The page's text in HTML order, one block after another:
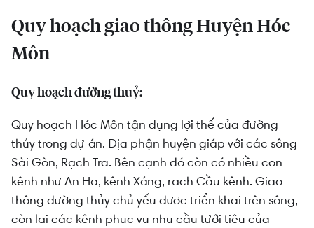
Quy hoạch giao thông Huyện Hóc
Môn
Quy hoạch đường thuỷ:
Quy hoạch Hóc Môn tận dụng lợi thế của đường
thủy trong dự án. Địa phận huyện giáp với các sông
Sài Gòn, Rạch Tra. Bên cạnh đó còn có nhiều con
kênh như An Hạ, kênh Xáng, rạch Cầu kênh. Giao
thông đường thủy chủ yếu được triển khai trên sông,
còn lại các kênh phục vụ nhu cầu tưới tiêu của